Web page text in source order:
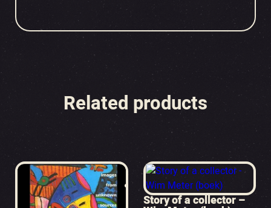
Related products
Story of a collector –